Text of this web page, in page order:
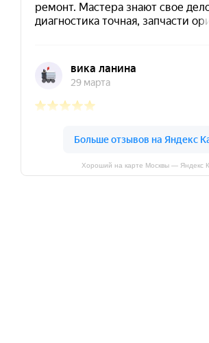
Хороший на карте Москвы — Яндекс